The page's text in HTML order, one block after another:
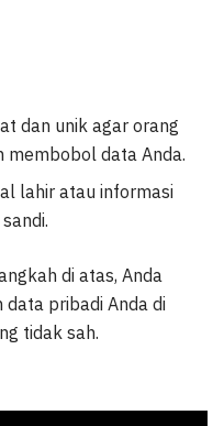
dan unik agar orang
membobol data Anda.
lahir atau informasi
di atas, Anda
pribadi Anda di
tidak sah.